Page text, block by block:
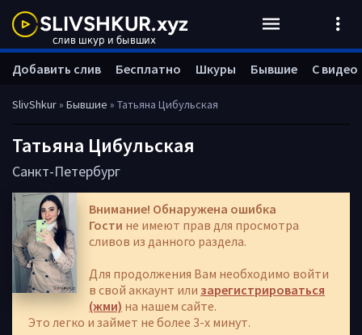
SlivShkur» Бывшие » Татьяна Цибульская
Татьяна Цибульская
Санкт-Петербург
Внимание! Обнаружена ошибка
Гости не имеют прав для просмотра
сливов из данного раздела.
Для продолжения Вам необходимо войти
в свой аккаунт или зарегистрироваться
(жми) на нашем сайте.
Это легко и займет не более 3-х минут.
Добавить слив Бесплатно Шкуры Бывшие С видео